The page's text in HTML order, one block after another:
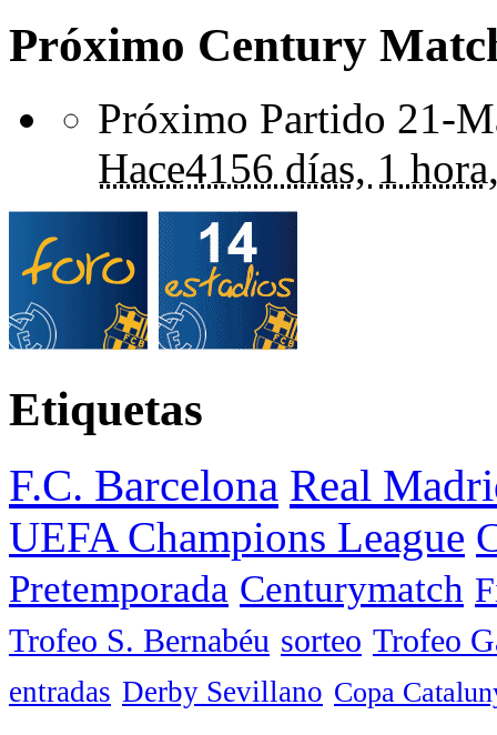
Próximo Century
Próximo Partido 21-
Hace4156 días, 1
Etiquetas
F.C. Barcelona Real
UEFA Champions League
Pretemporada Centurymatch
Trofeo S. Bernabéu sorteo Trofeo
entradas Derby Sevillano Copa